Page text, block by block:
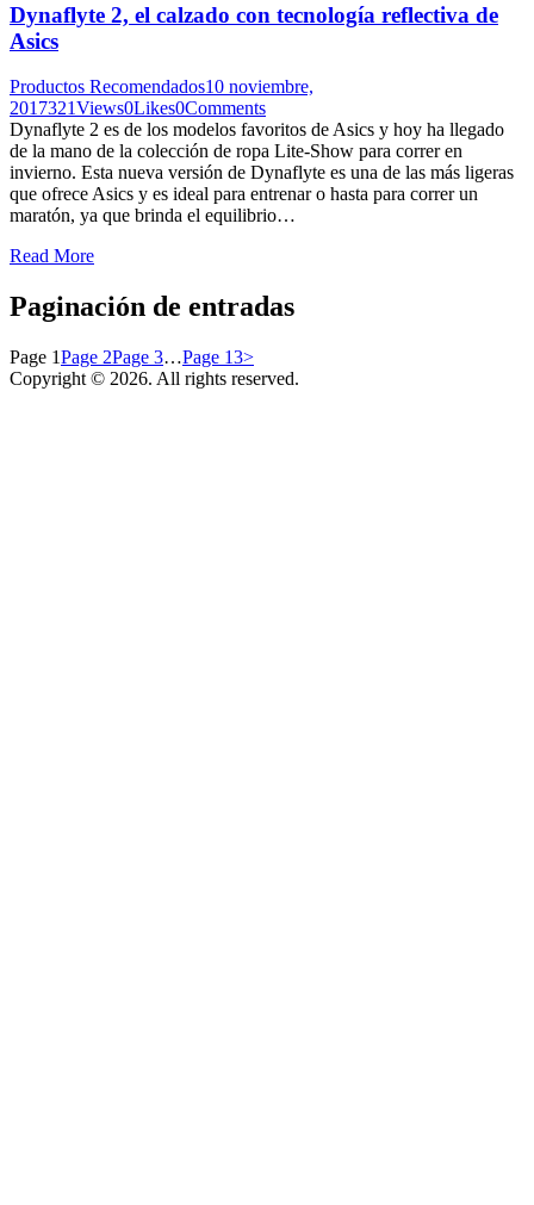
Dynaflyte 2, el calzado con tecnología reflectiva de
Asics
Productos Recomendados10 noviembre,
2017321Views0Likes0Comments
Dynaflyte 2 es de los modelos favoritos de Asics y hoy ha llegado
de la mano de la colección de ropa Lite-Show para correr en
invierno. Esta nueva versión de Dynaflyte es una de las más ligeras
que ofrece Asics y es ideal para entrenar o hasta para correr un
maratón, ya que brinda el equilibrio…
Read More
Paginación de entradas
Page 1Page 2Page 3…Page 13>
Copyright © 2026. All rights reserved.